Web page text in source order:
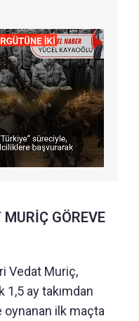
GÖREVE
Vedat Muriç,
1,5 ay takımdan
oynanan ilk maçta